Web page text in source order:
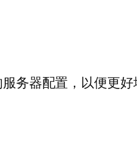
务器配置，以便更好